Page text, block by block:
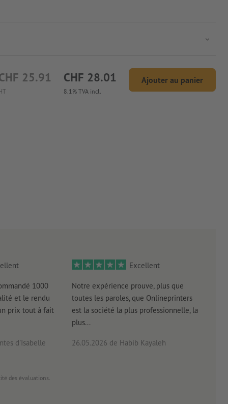
25.91
8.1% TVA incl.
CHF 28.01 Ajouter au panier
1000
et le rendu
prix tout à fait
d'Isabelle
Excellent
Notre expérience prouve, plus que
toutes les paroles, que Onlineprinters
est la société la plus professionnelle, la
plus...
26.05.2026 de Habib Kayaleh
des évaluations.